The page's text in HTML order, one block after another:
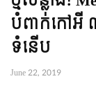
បំពាក់កៅអី
ទំនើប
June 22, 2019